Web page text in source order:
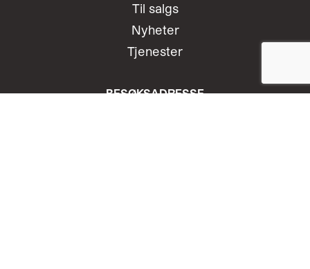
Til salgs
Nyheter
Tjenester
BESØKSADRESSE